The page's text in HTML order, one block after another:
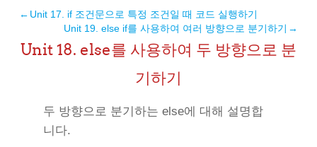
← Unit 17. if 조건문으로 특정 조건일 때 코드 실행하기
Unit 19. else if를 사용하여 여러 방향으로 분기하기 →
Unit 18. else를 사용하여 두 방향으로 분
기하기
두 방향으로 분기하는 else에 대해 설명합
니다.